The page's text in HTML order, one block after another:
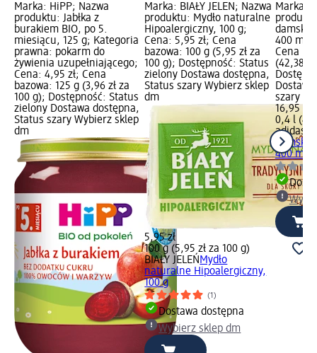
Marka: HiPP; Nazwa
produktu: Jabłka z
burakiem BIO, po 5.
miesiącu, 125 g; Kategoria
prawna: pokarm do
żywienia uzupełniającego;
Cena: 4,95 zł; Cena
bazowa: 125 g (3,96 zł za
100 g); Dostępność: Status
zielony Dostawa dostępna,
Status szary Wybierz sklep
dm
Marka: BIAŁY JELEŃ; Nazwa
produktu: Mydło naturalne
Hipoalergiczny, 100 g;
Cena: 5,95 zł; Cena
bazowa: 100 g (5,95 zł za
100 g); Dostępność: Status
zielony Dostawa dostępna,
Status szary Wybierz sklep
dm
5,95 zł
100 g (5,95 zł za 100 g)
BIAŁY JELEŃ Mydło
naturalne Hipoalergiczny,
100 g
(1)
Dostawa dostępna
Wybierz sklep dm
Marka:
damski
400 ml;
Cena
(42,38
szary
16,95 zł
0,4 l
adidas
damski
400 ml